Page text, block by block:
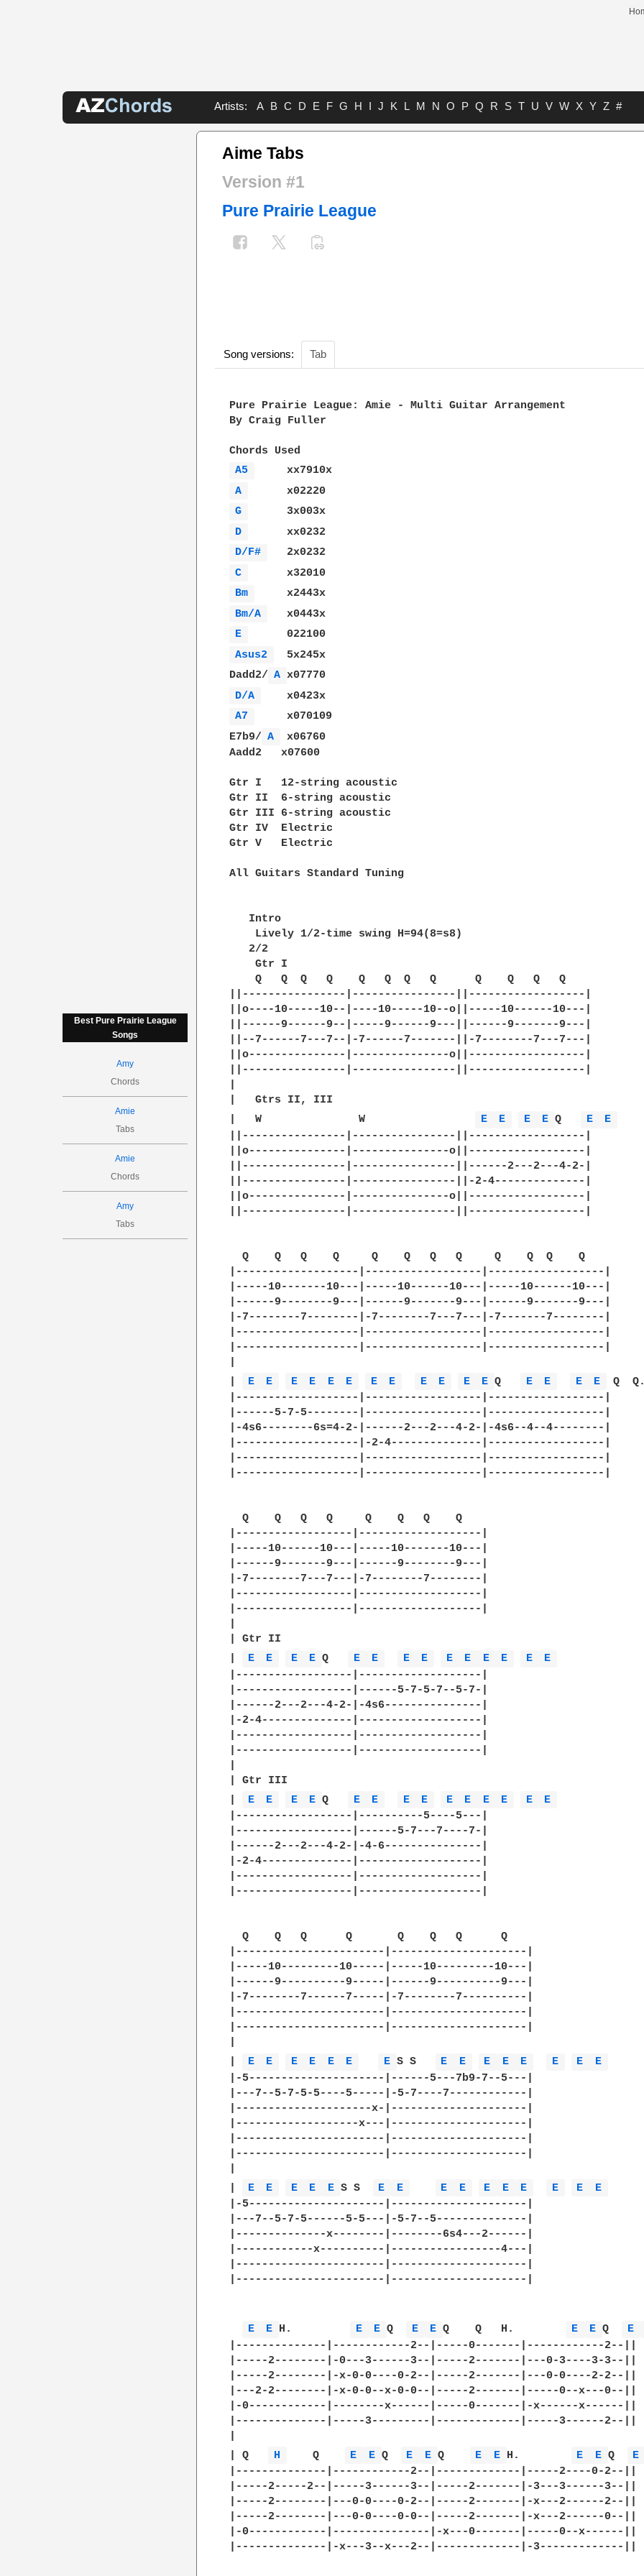
Artists: A B C D E F G H I J K L M N O P Q R S T U V W X Y Z #
Best Pure Prairie League
Songs
Amy
Chords
Amie
Tabs
Amie
Chords
Amy
Tabs
Aime Tabs
Version #1
Pure Prairie League
Song versions: Tab
Pure Prairie League: Amie - Multi Guitar Arrangement
By Craig Fuller
A5
A
G
D
D/F#
C
Bm
Bm/A
E
Asus2
  5x245x
Dadd2/ A
D/A
A7
     x070109
E7b9/ A
x06760
Aadd2   x07600
Gtr I   12-string acoustic
Gtr II  6-string acoustic
Gtr III 6-string acoustic
Gtr IV  Electric
Gtr V   Electric
All Guitars Standard Tuning
   Intro
    Lively 1/2-time swing H=94(8=s8)
   2/2
    Gtr I
    Q   Q  Q   Q    Q   Q  Q   Q      Q    Q   Q   Q
||----------------|----------------||------------------|
||o----10-----10--|----10-----10--o||-----10------10---|
||------9------9--|-----9------9---||------9-------9---|
||--7------7---7--|-7------7-------||-7--------7---7---|
||o---------------|---------------o||------------------|
||----------------|----------------||------------------|
|   Gtrs II, III
|   W               W
E E E E Q E
E
||----------------|----------------||------------------|
||o---------------|---------------o||------------------|
||----------------|----------------||------2---2---4-2-|
||----------------|----------------||-2-4--------------|
||o---------------|---------------o||------------------|
||----------------|----------------||------------------|
  Q    Q   Q    Q     Q    Q   Q   Q     Q    Q  Q    Q
|-------------------|------------------|------------------|
|-----10-------10---|-----10------10---|-----10------10---|
|------9--------9---|------9-------9---|------9-------9---|
|-7--------7--------|-7--------7---7---|-7-------7--------|
|-------------------|------------------|------------------|
|-------------------|------------------|------------------|
E E E E E E E E E E E E Q E E E E Q
|-------------------|------------------|------------------|
|------5-7-5--------|------------------|------------------|
|-4s6--------6s=4-2-|------2---2---4-2-|-4s6--4--4--------|
|-------------------|-2-4--------------|------------------|
|-------------------|------------------|------------------|
|-------------------|------------------|------------------|
  Q    Q   Q   Q     Q    Q   Q    Q
|------------------|-------------------|
|-----10------10---|-----10-------10---|
|------9-------9---|------9--------9---|
|-7--------7---7---|-7--------7--------|
|------------------|-------------------|
|------------------|-------------------|
| Gtr II
E E E E Q E E E E E E E E E
E
|------------------|-------------------|
|------------------|------5-7-5-7--5-7-|
|------2---2---4-2-|-4s6---------------|
|-2-4--------------|-------------------|
|------------------|-------------------|
|------------------|-------------------|
| Gtr III
E E E E Q E E E E E E E E E
E
|------------------|----------5----5---|
|------------------|------5-7---7----7-|
|------2---2---4-2-|-4-6---------------|
|-2-4--------------|-------------------|
|------------------|-------------------|
|------------------|-------------------|
  Q    Q   Q      Q       Q    Q   Q      Q
|-----------------------|---------------------|
|-----10---------10-----|-----10---------10---|
|------9----------9-----|------9----------9---|
|-7--------7------7-----|-7--------7----------|
|-----------------------|---------------------|
|-----------------------|---------------------|
E E E E E E E S S E E E E E E E
E
|-5---------------------|------5---7b9-7--5---|
|---7--5-7-5-5----5-----|-5-7----7------------|
|---------------------x-|---------------------|
|-------------------x---|---------------------|
|-----------------------|---------------------|
|-----------------------|---------------------|
E E E E E S S E E E E E E E E E
E
|-5---------------------|---------------------|
|---7--5-7-5------5-5---|-5-7--5--------------|
|--------------x--------|--------6s4---2------|
|------------x----------|-----------------4---|
|-----------------------|---------------------|
|-----------------------|---------------------|
E E H. E E Q E E Q    Q   H. E E Q E
|--------------|------------2--|-----0-------|------------2--||
|-----2--------|-0---3------3--|-----2-------|---0-3----3-3--||
|-----2--------|-x-0-0----0-2--|-----2-------|---0-0----2-2--||
|---2-2--------|-x-0-0--x-0-0--|-----2-------|-----0--x---0--||
|-0------------|--------x------|-----0-------|-x------x------||
|--------------|-----3---------|-------------|-----3------2--||
| Q
H
    Q
E E Q E E Q E E H. E E Q E
|--------------|------------2--|-------------|-----2----0-2--||
|-----2-----2--|-----3------3--|-----2-------|-3---3------3--||
|-----2--------|---0-0----0-2--|-----2-------|-x---2------2--||
|-----2--------|---0-0----0-0--|-----2-------|-x---2------0--||
|-0------------|---------------|-x---0-------|-----0--x------||
|--------------|-x---3--x---2--|-------------|-3-------------||